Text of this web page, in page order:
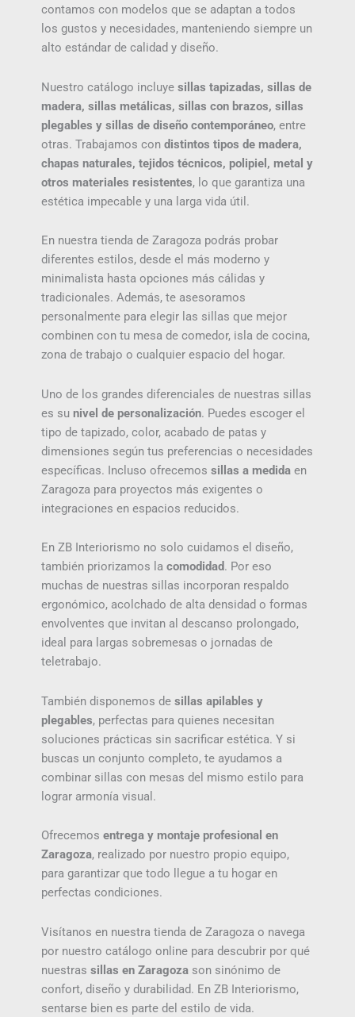
contamos con modelos que se adaptan a todos
los gustos y necesidades, manteniendo siempre un
alto estándar de calidad y diseño.
Nuestro catálogo incluye sillas tapizadas, sillas de
madera, sillas metálicas, sillas con brazos, sillas
plegables y sillas de diseño contemporáneo, entre
otras. Trabajamos con distintos tipos de madera,
chapas naturales, tejidos técnicos, polipiel, metal y
otros materiales resistentes, lo que garantiza una
estética impecable y una larga vida útil.
En nuestra tienda de Zaragoza podrás probar
diferentes estilos, desde el más moderno y
minimalista hasta opciones más cálidas y
tradicionales. Además, te asesoramos
personalmente para elegir las sillas que mejor
combinen con tu mesa de comedor, isla de cocina,
zona de trabajo o cualquier espacio del hogar.
Uno de los grandes diferenciales de nuestras sillas
es su nivel de personalización. Puedes escoger el
tipo de tapizado, color, acabado de patas y
dimensiones según tus preferencias o necesidades
específicas. Incluso ofrecemos sillas a medida en
Zaragoza para proyectos más exigentes o
integraciones en espacios reducidos.
En ZB Interiorismo no solo cuidamos el diseño,
también priorizamos la comodidad. Por eso
muchas de nuestras sillas incorporan respaldo
ergonómico, acolchado de alta densidad o formas
envolventes que invitan al descanso prolongado,
ideal para largas sobremesas o jornadas de
teletrabajo.
También disponemos de sillas apilables y
plegables, perfectas para quienes necesitan
soluciones prácticas sin sacrificar estética. Y si
buscas un conjunto completo, te ayudamos a
combinar sillas con mesas del mismo estilo para
lograr armonía visual.
Ofrecemos entrega y montaje profesional en
Zaragoza, realizado por nuestro propio equipo,
para garantizar que todo llegue a tu hogar en
perfectas condiciones.
Visítanos en nuestra tienda de Zaragoza o navega
por nuestro catálogo online para descubrir por qué
nuestras sillas en Zaragoza son sinónimo de
confort, diseño y durabilidad. En ZB Interiorismo,
sentarse bien es parte del estilo de vida.